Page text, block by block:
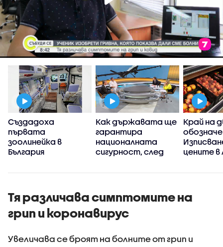
Създадоха
първата
зоолинейка в
България
Как държавата ще
гарантира
националната
сигурност, след
въздушното ни
Край на
цените в
Тя различава симптомите на
грип и коронавирус
Увеличава се броят на болните от грип и